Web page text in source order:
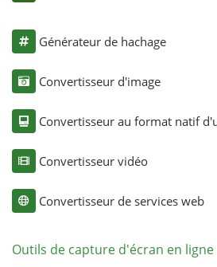
Générateur de hachage
Convertisseur d'image
Convertisseur au format natif
Convertisseur vidéo
Convertisseur de services web
Outils de capture d'écran en ligne